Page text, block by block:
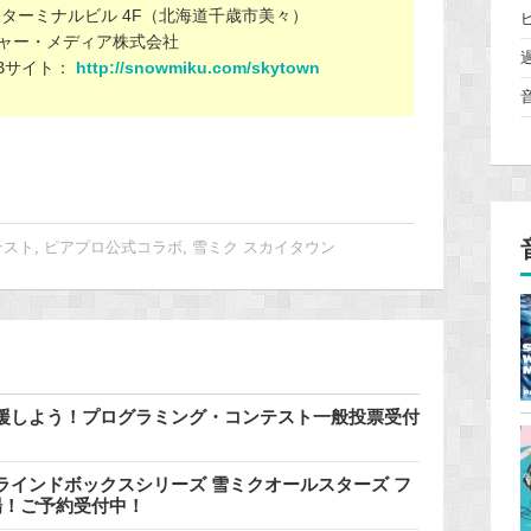
ーミナルビル 4F（北海道千歳市美々）
ー・メディア株式会社
イト：
http://snowmiku.com/skytown
ト ピアプロ公式コラボ 雪ミク スカイタウン
しよう！プログラミング・コンテスト一般投票受付
ンドボックスシリーズ 雪ミクオールスターズ フ
ご予約受付中！